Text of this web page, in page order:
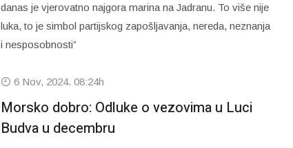
danas je vjerovatno najgora marina na Jadranu. To više nije
luka, to je simbol partijskog zapošljavanja, nereda, neznanja
i nesposobnosti”
6 Nov, 2024. 08:24h
Morsko dobro: Odluke o vezovima u Luci
Budva u decembru